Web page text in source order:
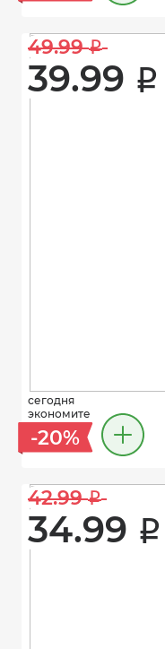
49.99 i
39.99 i
сегодня
экономите
-20%
42.99 i
34.99 i